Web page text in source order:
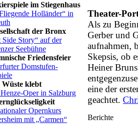
im Stiegenhaus
Holländer“ in
der Bronx
Side Story“ auf der
Seebühne
Friedensfeier
Domstufen-
Wüste klebt
Oper in Salzburg
Opernkurs
mit „Carmen“
Theater-
Als zu
Gerber und
aufnahmen,
Skepsis, ob
Heiner
eine der
geachtet.